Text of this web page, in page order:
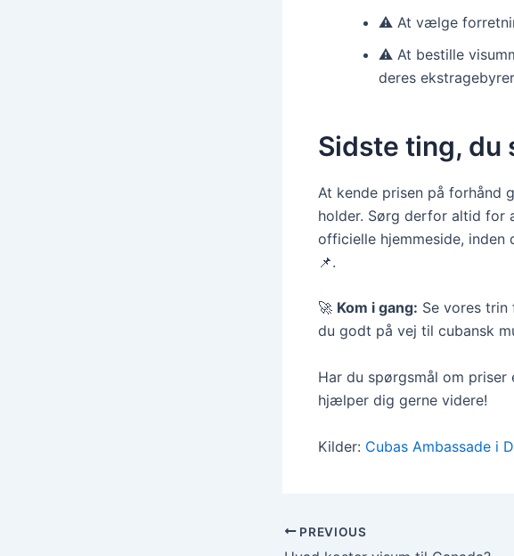
⚠️ At vælge
⚠️ At bestille
deres
Sidste ting, du
At kende prisen på forhånd
holder. Sørg derfor altid for
officielle hjemmeside,
📌.
🚀 Kom i gang: Se vores
du godt på vej til cubansk
Har du spørgsmål om priser
hjælper dig gerne videre!
Kilder: Cubas Ambassade i
PREVIOUS